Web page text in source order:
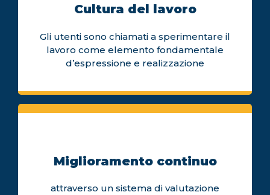
Cultura del lavoro
Gli utenti sono chiamati a sperimentare il
lavoro come elemento fondamentale
d’espressione e realizzazione
Miglioramento continuo
attraverso un sistema di valutazione